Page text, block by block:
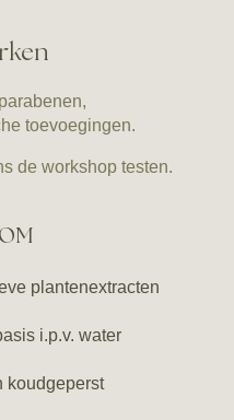
toevoegingen.
de workshop testen.
plantenextracten
i.p.v. water
koudgeperst